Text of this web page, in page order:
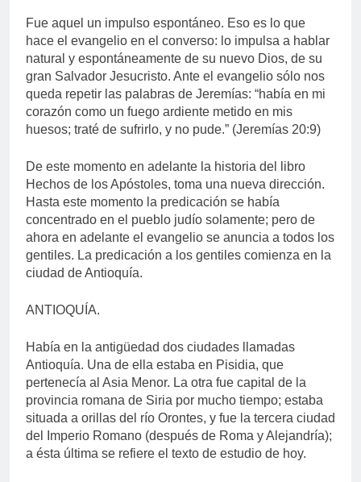
Fue aquel un impulso espontáneo. Eso es lo que
hace el evangelio en el converso: lo impulsa a hablar
natural y espontáneamente de su nuevo Dios, de su
gran Salvador Jesucristo. Ante el evangelio sólo nos
queda repetir las palabras de Jeremías: “había en mi
corazón como un fuego ardiente metido en mis
huesos; traté de sufrirlo, y no pude.” (Jeremías 20:9)
De este momento en adelante la historia del libro
Hechos de los Apóstoles, toma una nueva dirección.
Hasta este momento la predicación se había
concentrado en el pueblo judío solamente; pero de
ahora en adelante el evangelio se anuncia a todos los
gentiles. La predicación a los gentiles comienza en la
ciudad de Antioquía.
ANTIOQUÍA.
Había en la antigüedad dos ciudades llamadas
Antioquía. Una de ella estaba en Pisidia, que
pertenecía al Asia Menor. La otra fue capital de la
provincia romana de Siria por mucho tiempo; estaba
situada a orillas del río Orontes, y fue la tercera ciudad
del Imperio Romano (después de Roma y Alejandría);
a ésta última se refiere el texto de estudio de hoy.